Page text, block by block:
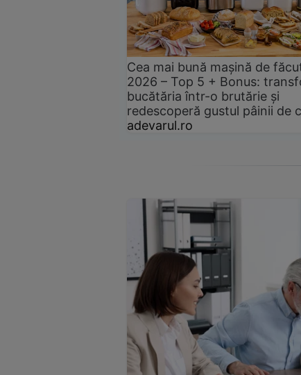
Cea mai bună mașină de
2026 – Top 5 + Bonus:
bucătăria într-o brutărie și
redescoperă gustul pâinii de
adevarul.ro